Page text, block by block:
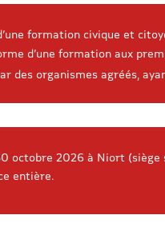
formation civique et
d’une formation aux
des organismes agréés,
octobre 2026 à Niort
entière.